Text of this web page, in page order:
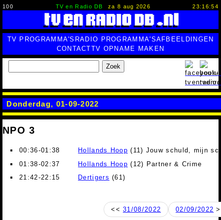
100 TV en Radio DB za 8 aug 2026 23:16:55
TV PROGRAMMA'S RADIO PROGRAMMA'SAFBEELDINGEN
CONTACTTV OPNAME MAKEN
Zoek
Donderdag, 01-09-2022
NPO 3
00:36-01:38 Hollands Hoop (11) Jouw schuld, mijn
01:38-02:37
Hollands Hoop (12) Partner & Crime
21:42-22:15
Dertigers (61)
<<31/08/2022 02/09/2022